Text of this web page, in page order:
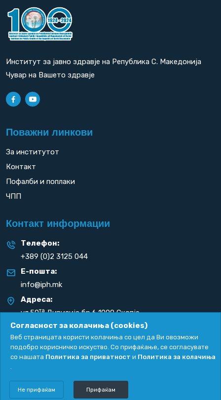
Институт за јавно здравје на Република С. Македонија
Чувар на Вашето здравје
Поважни линкови
За институтот
Контакт
Пофалби и поплаки
ЧПП
Контакт информации
Телефон:
+389 (0)2 3125 044
Е-пошта:
info@iph.mk
Адреса:
ул.50таДивизија бр.6 1000 Скопје
Република С. Македонија
Copyright 2026. All rights reserved by
Согласност за колачиња (cookies)
Веб страницата користи колачиња со цел да Ви овозможи
подобро корисничко искуство. Со прифаќање, се согласувате
со нашата Политика за приватност и Политика за колачиња
.
Не прифаќам Прифаќам